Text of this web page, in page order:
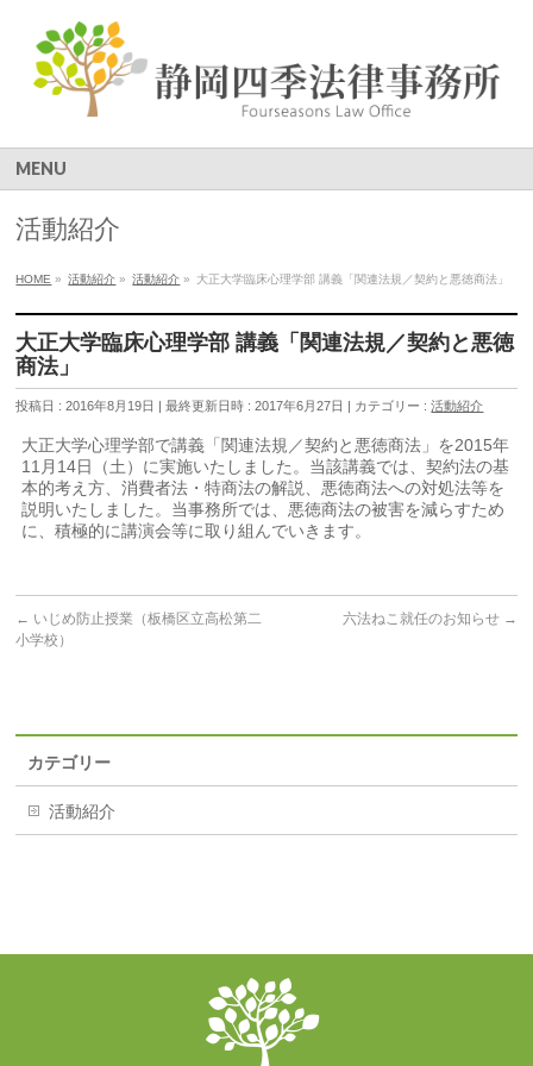
MENU
活動紹介
HOME » 活動紹介 » 活動紹介 » 大正大学臨床心理学部 講義「関連法規／契約と悪徳商法」
大正大学臨床心理学部 講義「関連法規／契約と悪徳
商法」
投稿日 : 2016年8月19日 最終更新日時 : 2017年6月27日 カテゴリー :活動紹介
大正大学心理学部で講義「関連法規／契約と悪徳商法」を2015年
11月14日（土）に実施いたしました。当該講義では、契約法の基
本的考え方、消費者法・特商法の解説、悪徳商法への対処法等を
説明いたしました。当事務所では、悪徳商法の被害を減らすため
に、積極的に講演会等に取り組んでいきます。
← いじめ防止授業（板橋区立高松第二
小学校）
六法ねこ就任のお知らせ →
カテゴリー
活動紹介